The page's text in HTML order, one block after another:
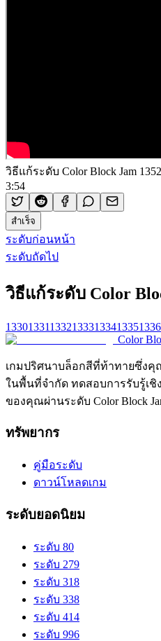
วิธีแก้ระดับ Color Block Jam 1352
3:54
สำเร็จ
ระดับก่อนหน้า
ระดับถัดไป
วิธีแก้ระดับ Color
1330133113321333133413351336
Color
เกมปริศนาบล็อกสีที่ท้าทายซึ่งคุ
ในพื้นที่จำกัด ทดสอบการรับรู้เ
ของคุณผ่านระดับ Color Block
ทรัพยากร
คู่มือระดับ
ดาวน์โหลดเกม
ระดับยอดนิยม
ระดับ 80
ระดับ 279
ระดับ 318
ระดับ 338
ระดับ 414
ระดับ 996